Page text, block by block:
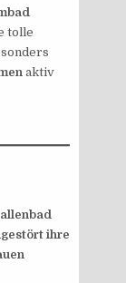
tolle
aktiv
ihre